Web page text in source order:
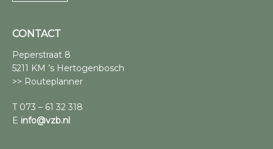
CONTACT
Peperstraat 8
5211 KM ’s Hertogenbosch
>> Routeplanner
T 073 – 61 32 318
E info@vzb.nl